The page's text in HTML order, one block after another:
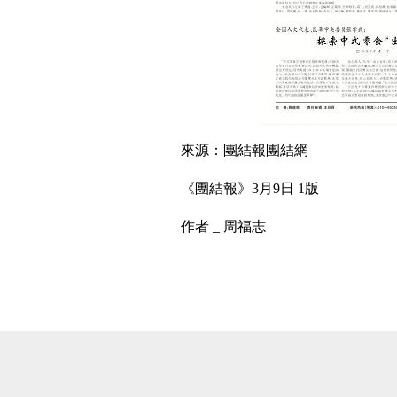
來源：團結報團結網
《團結報》3月9日 1版
作者 _ 周福志